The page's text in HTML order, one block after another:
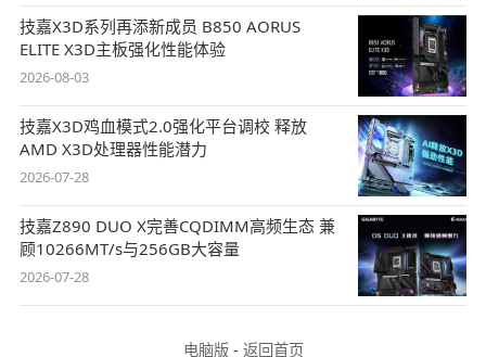
技嘉X3D系列再添新成员 B850 AORUS
ELITE X3D主板强化性能体验
2026-08-03
技嘉X3D鸡血模式2.0强化平台调校 释放
AMD X3D处理器性能潜力
2026-07-28
技嘉Z890 DUO X完善CQDIMM高频生态 兼
顾10266MT/s与256GB大容量
2026-07-28
电脑版- 返回首页